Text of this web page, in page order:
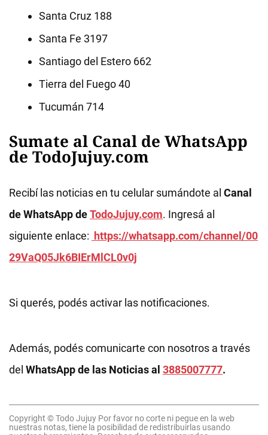
Santa Cruz 188
Santa Fe 3197
Santiago del Estero 662
Tierra del Fuego 40
Tucumán 714
Sumate al Canal de WhatsApp
de TodoJujuy.com
Recibí las noticias en tu celular sumándote al Canal
de WhatsApp deTodoJujuy.com. Ingresá al
siguiente enlace: https://whatsapp.com/channel/00
29VaQ05Jk6BIErMlCL0v0j
Si querés, podés activar las notificaciones.
Además, podés comunicarte con nosotros a través
del WhatsApp de las Noticias al 3885007777.
Copyright © Todo Jujuy Por favor no corte ni pegue en la web
nuestras notas, tiene la posibilidad de redistribuirlas usando